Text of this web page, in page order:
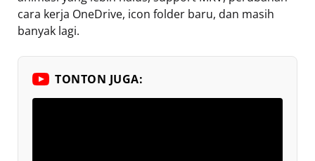
cara kerja OneDrive, icon folder baru, dan masih
banyak lagi.
TONTON JUGA: